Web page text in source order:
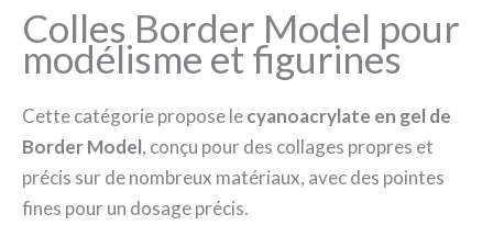
Colles Border Model pour
modélisme et figurines
Cette catégorie propose lecyanoacrylate en gel de
Border Model, conçu pour des collages propres et
précis sur de nombreux matériaux, avec des pointes
fines pour un dosage précis.